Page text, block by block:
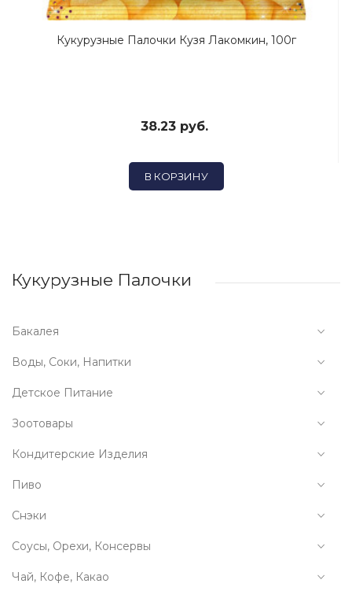
Кукурузные Палочки Кузя Лакомкин, 100г
38.23 руб.
В КОРЗИНУ
Кукурузные Палочки
Бакалея
Воды, Соки, Напитки
Детское Питание
Зоотовары
Кондитерские Изделия
Пиво
Снэки
Соусы, Орехи, Консервы
Чай, Кофе, Какао